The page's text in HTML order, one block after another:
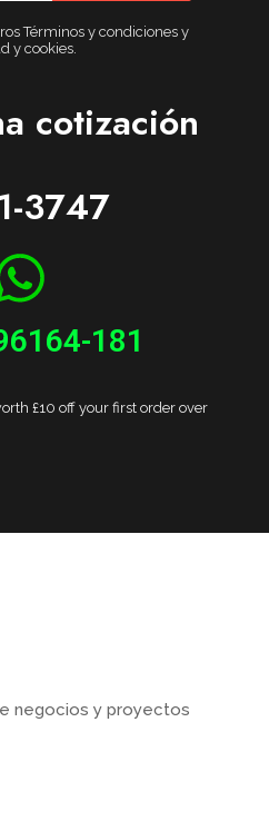
Términos y condiciones y
y cookies.
cotización
3747
181
£10 off your first order over
negocios y proyectos